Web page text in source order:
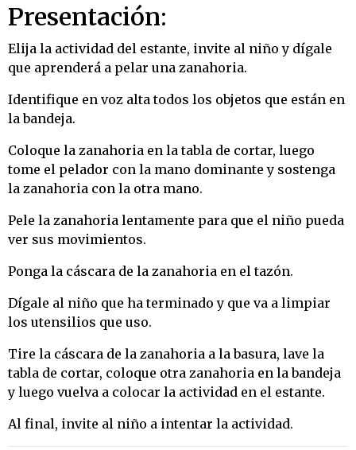
Presentación:
Elija la actividad del estante, invite al niño y dígale
que aprenderá a pelar una zanahoria.
Identifique en voz alta todos los objetos que están en
la bandeja.
Coloque la zanahoria en la tabla de cortar, luego
tome el pelador con la mano dominante y sostenga
la zanahoria con la otra mano.
Pele la zanahoria lentamente para que el niño pueda
ver sus movimientos.
Ponga la cáscara de la zanahoria en el tazón.
Dígale al niño que ha terminado y que va a limpiar
los utensilios que uso.
Tire la cáscara de la zanahoria a la basura, lave la
tabla de cortar, coloque otra zanahoria en la bandeja
y luego vuelva a colocar la actividad en el estante.
Al final, invite al niño a intentar la actividad.